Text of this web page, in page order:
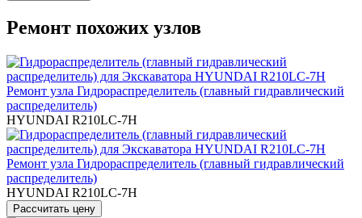
Ремонт похожих узлов
Ремонт узла Гидрораспределитель (главный гидравлический
распределитель)
HYUNDAI R210LC-7H
Ремонт узла Гидрораспределитель (главный гидравлический
распределитель)
HYUNDAI R210LC-7H